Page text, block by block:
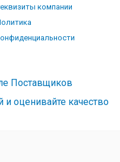
компании